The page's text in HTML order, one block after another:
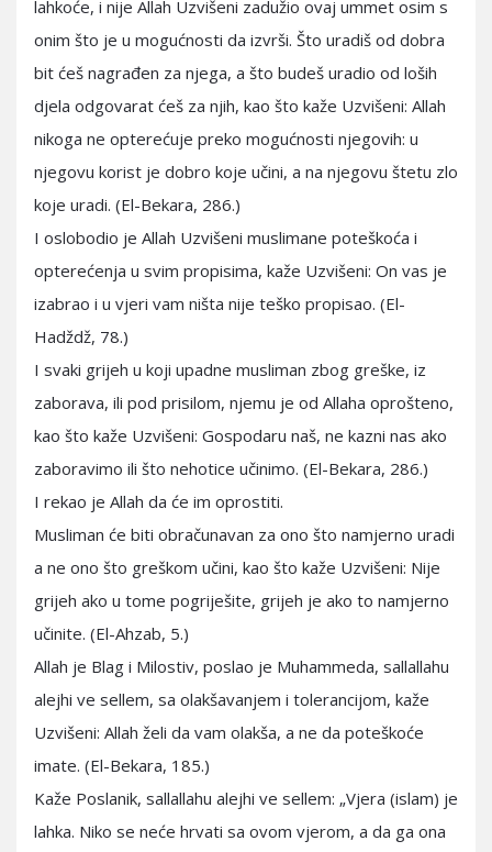
lahkoće, i nije Allah Uzvišeni zadužio ovaj ummet osim s
onim što je u mogućnosti da izvrši. Što uradiš od dobra
bit ćeš nagrađen za njega, a što budeš uradio od loših
djela odgovarat ćeš za njih, kao što kaže Uzvišeni: Allah
nikoga ne opterećuje preko mogućnosti njegovih: u
njegovu korist je dobro koje učini, a na njegovu štetu zlo
koje uradi. (El-Bekara, 286.)
I oslobodio je Allah Uzvišeni muslimane poteškoća i
opterećenja u svim propisima, kaže Uzvišeni: On vas je
izabrao i u vjeri vam ništa nije teško propisao. (El-
Hadždž, 78.)
I svaki grijeh u koji upadne musliman zbog greške, iz
zaborava, ili pod prisilom, njemu je od Allaha oprošteno,
kao što kaže Uzvišeni: Gospodaru naš, ne kazni nas ako
zaboravimo ili što nehotice učinimo. (El-Bekara, 286.)
I rekao je Allah da će im oprostiti.
Musliman će biti obračunavan za ono što namjerno uradi
a ne ono što greškom učini, kao što kaže Uzvišeni: Nije
grijeh ako u tome pogriješite, grijeh je ako to namjerno
učinite. (El-Ahzab, 5.)
Allah je Blag i Milostiv, poslao je Muhammeda, sallallahu
alejhi ve sellem, sa olakšavanjem i tolerancijom, kaže
Uzvišeni: Allah želi da vam olakša, a ne da poteškoće
imate. (El-Bekara, 185.)
Kaže Poslanik, sallallahu alejhi ve sellem: „Vjera (islam) je
lahka. Niko se neće hrvati sa ovom vjerom, a da ga ona